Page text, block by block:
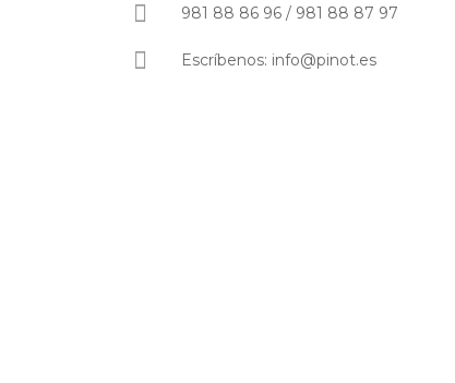
981 88 86 96 / 981 88 87 97
Escríbenos: info@pinot.es